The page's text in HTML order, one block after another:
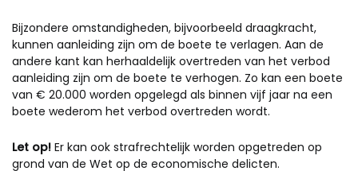
Bijzondere omstandigheden, bijvoorbeeld draagkracht,
kunnen aanleiding zijn om de boete te verlagen. Aan de
andere kant kan herhaaldelijk overtreden van het verbod
aanleiding zijn om de boete te verhogen. Zo kan een boete
van € 20.000 worden opgelegd als binnen vijf jaar na een
boete wederom het verbod overtreden wordt.
Let op! Er kan ook strafrechtelijk worden opgetreden op
grond van de Wet op de economische delicten.